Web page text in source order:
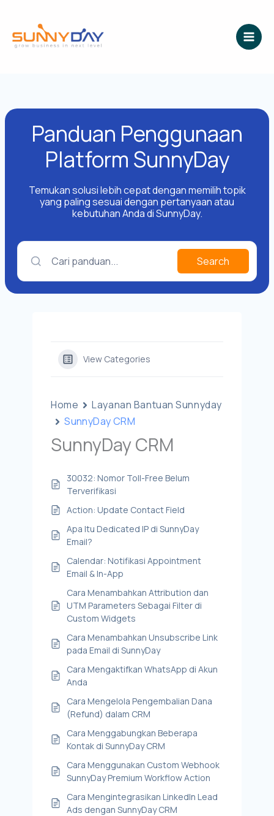
konten
Panduan Penggunaan
Platform SunnyDay
Temukan solusi lebih cepat dengan memilih topik
yang paling sesuai dengan pertanyaan atau
kebutuhan Anda di SunnyDay.
Cari panduan... Search
View Categories
Home
Layanan Bantuan Sunnyday
SunnyDay CRM
SunnyDay CRM
30032: Nomor Toll-Free Belum
Terverifikasi
Action: Update Contact Field
Apa Itu Dedicated IP di SunnyDay
Email?
Calendar: Notifikasi Appointment
Email & In-App
Cara Menambahkan Attribution dan
UTM Parameters Sebagai Filter di
Custom Widgets
Cara Menambahkan Unsubscribe Link
pada Email di SunnyDay
Cara Mengaktifkan WhatsApp di Akun
Anda
Cara Mengelola Pengembalian Dana
(Refund) dalam CRM
Cara Menggabungkan Beberapa
Kontak di SunnyDay CRM
Cara Menggunakan Custom Webhook
SunnyDay Premium Workflow Action
Cara Mengintegrasikan LinkedIn Lead
Ads dengan SunnyDay CRM